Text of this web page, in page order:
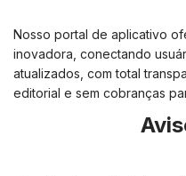
Nosso portal de aplicativo
inovadora, conectando
atualizados, com total
editorial e sem cobranças